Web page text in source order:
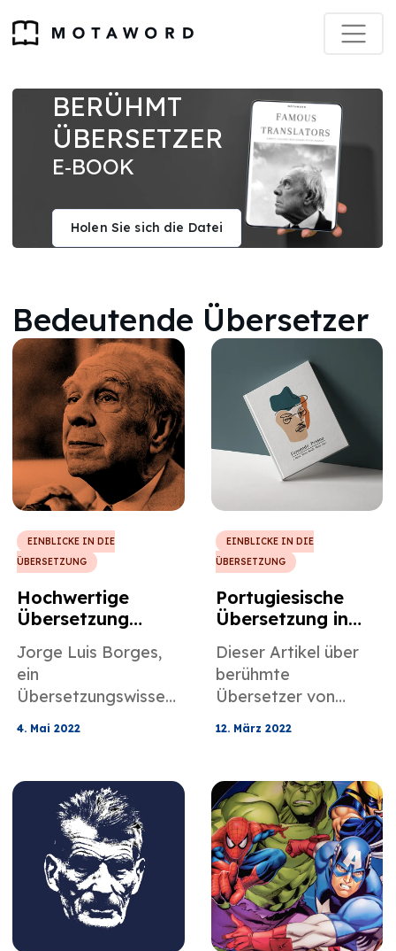
BERÜHMT
ÜBERSETZER
E‑BOOK
Holen Sie sich die Datei
Bedeutende Übersetzer
EINBLICKE IN DIE
ÜBERSETZUNG
Hochwertige
Übersetzung
Philosophie mit
Jorge Luis Borges
Jorge Luis Borges,
ein
Übersetzungswissen
wahrgenommen
werden, für immer
verändert hat, und
einige seiner Werke
werden in diesem
Artikel des
professionellen
4. Mai 2022
EINBLICKE IN DIE
ÜBERSETZUNG
Portugiesische
Übersetzung in
Poesie mit
Fernando Pessoa
Dieser Artikel über
berühmte
Übersetzer von
einen
portugiesischen
Dichter, Schriftsteller
und Philosophen des
20. Jahrhunderts, und
seine bekannten
Werke, die seit ihrer
Veröffentlichung
12. März 2022